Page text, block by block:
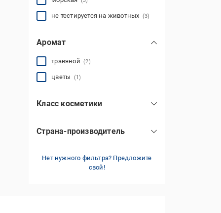
не тестируется на животных (3)
Аромат
травяной(2)
цветы (1)
Класс косметики
Страна-производитель
Нет нужного фильтра? Предложите
свой!